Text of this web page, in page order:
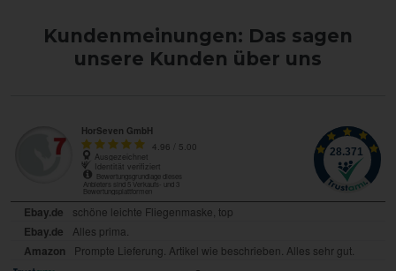
Kundenmeinungen: Das sagen
unsere Kunden über uns